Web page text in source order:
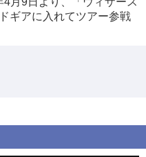
ギアに入れてツアー参戦